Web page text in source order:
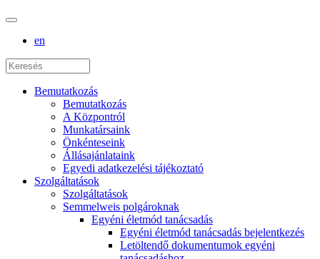
en
Bemutatkozás
Bemutatkozás
A Központról
Munkatársaink
Önkénteseink
Állásajánlataink
Egyedi adatkezelési tájékoztató
Szolgáltatások
Szolgáltatások
Semmelweis polgároknak
Egyéni életmód tanácsadás
Egyéni életmód tanácsadás bejelentkezés
Letöltendő dokumentumok egyéni